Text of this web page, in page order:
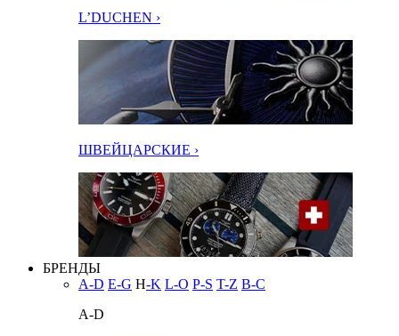
L’DUCHEN ›
ШВЕЙЦАРСКИЕ ›
БРЕНДЫ
A-D E-G H-K L-O P-S T-Z В-С
A-D